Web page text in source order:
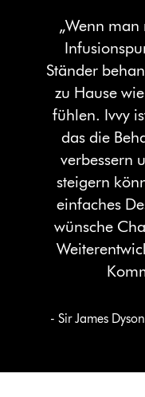
„Wenn
Ständer
zu Hause
fühlen. Ivvy
das die
verbessern
steigern
einfaches
wünsche
- Sir James